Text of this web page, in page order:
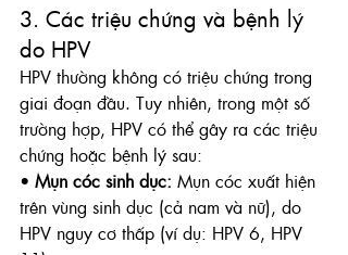
3. Các triệu chứng và bệnh lý
do HPV
HPV thường không có triệu chứng trong
giai đoạn đầu. Tuy nhiên, trong một số
trường hợp, HPV có thể gây ra các triệu
chứng hoặc bệnh lý sau:
• Mụn cóc sinh dục: Mụn cóc xuất hiện
trên vùng sinh dục (cả nam và nữ), do
HPV nguy cơ thấp (ví dụ: HPV 6, HPV